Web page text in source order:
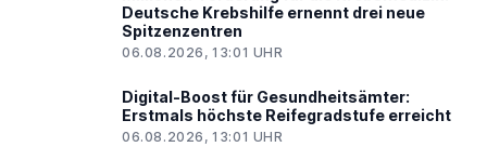
Deutsche Krebshilfe ernennt drei neue
Spitzenzentren
06.08.2026, 13:01 UHR
Digital-Boost für Gesundheitsämter:
Erstmals höchste Reifegradstufe erreicht
06.08.2026, 13:01 UHR